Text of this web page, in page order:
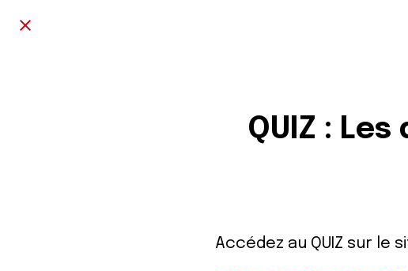
QUIZ :
Accédez au QUIZ sur le